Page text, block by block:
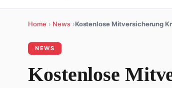
Home › News ›Kostenlose Mitversicherung
NEWS
Kostenlose